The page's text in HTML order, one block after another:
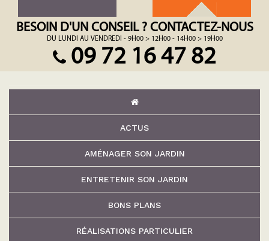
BESOIN D'UN CONSEIL ? CONTACTEZ-NOUS
DU LUNDI AU VENDREDI - 9H00 > 12H00 - 14H00 > 19H00
09 72 16 47 82
ACTUS
AMÉNAGER SON JARDIN
ENTRETENIR SON JARDIN
BONS PLANS
RÉALISATIONS PARTICULIER